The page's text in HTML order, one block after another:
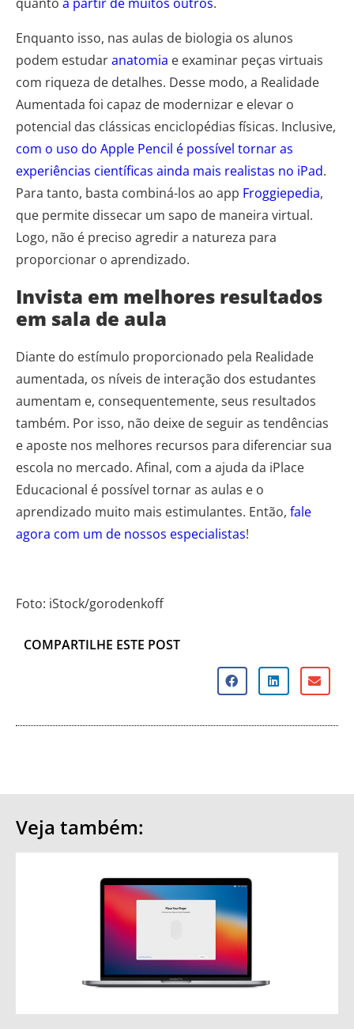
Enquanto isso, nas aulas de biologia os alunos
podem estudaranatomia e examinar peças virtuais
com riqueza de detalhes. Desse modo, a Realidade
Aumentada foi capaz de modernizar e elevar o
potencial das clássicas enciclopédias físicas. Inclusive,
com o uso do Apple Pencil é possível tornar as
experiências científicas ainda mais realistas no iPad.
Para tanto, basta combiná-los ao app Froggiepedia,
que permite dissecar um sapo de maneira virtual.
Logo, não é preciso agredir a natureza para
proporcionar o aprendizado.
Invista em melhores resultados
em sala de aula
Diante do estímulo proporcionado pela Realidade
aumentada, os níveis de interação dos estudantes
aumentam e, consequentemente, seus resultados
também. Por isso, não deixe de seguir as tendências
e aposte nos melhores recursos para diferenciar sua
escola no mercado. Afinal, com a ajuda da iPlace
Educacional é possível tornar as aulas e o
aprendizado muito mais estimulantes. Então, fale
agora com um de nossos especialistas!
Foto: iStock/gorodenkoff
COMPARTILHE ESTE POST
Veja também: